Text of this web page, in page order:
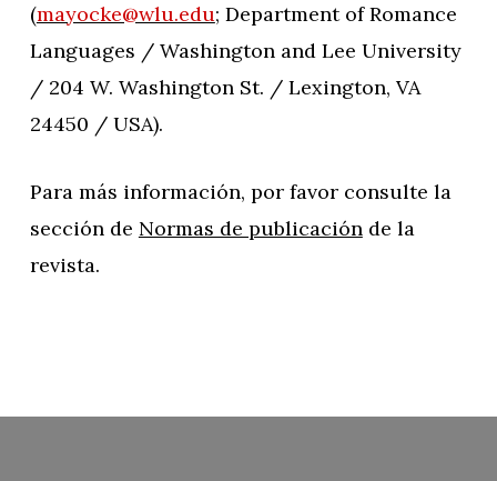
(mayocke@wlu.edu; Department of Romance
Languages / Washington and Lee University
/ 204 W. Washington St. / Lexington, VA
24450 / USA).
Para más información, por favor consulte la
sección de Normas de publicaciónde la
revista.